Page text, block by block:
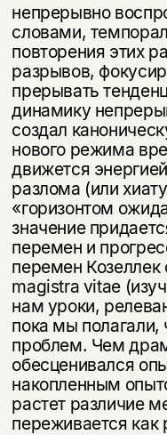
непрерывно
словами,
по­вторения этих
разрывов,
прерывать
динамику
создал
нового режима
движется
разлома (или
«горизонтом
значение
перемен и
перемен Козеллек
magistra vitae
нам уроки,
пока мы полагали,
проблем. Чем
обесценивался
накопленным
растет различие
переживается